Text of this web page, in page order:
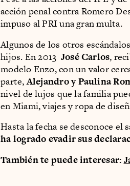
acción penal contra Romero
impuso al PRI una gran multa.
Algunos de los otros
hijos. En 2013 José Carlos,
modelo Enzo, con un valor
parte,Alejandro y Paulina
nivel de lujos que la familia
en Miami, viajes y ropa de
Hasta la fecha se desconoce el
ha logrado evadir sus
También te puede interesar: